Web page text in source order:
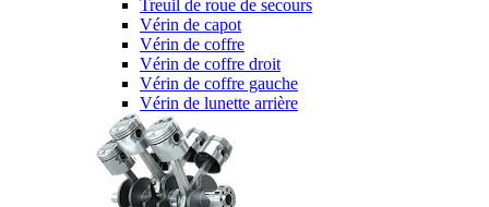
Treuil de roue de secours
Vérin de capot
Vérin de coffre
Vérin de coffre droit
Vérin de coffre gauche
Vérin de lunette arrière